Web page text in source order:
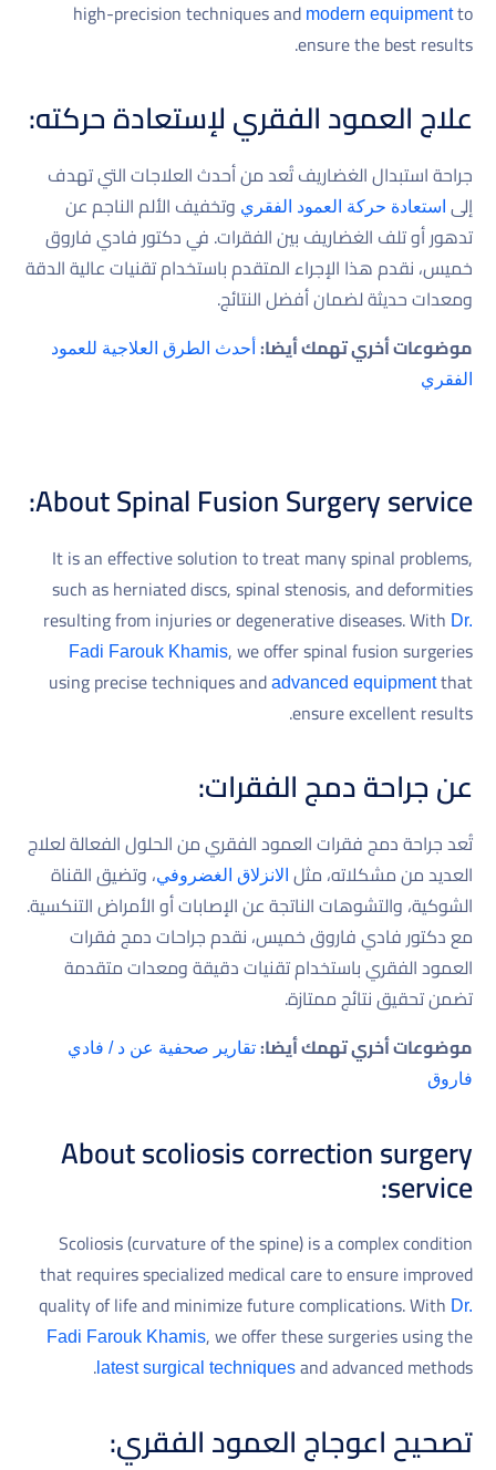
high-precision techniques and modern equipmentto
ensure the best results.
علاج العمود الفقري لإستعادة حركته:
جراحة استبدال الغضاريف تُعد من أحدث العلاجات التي تهدف
إلى استعادة حركة العمود الفقري وتخفيف الألم الناجم عن
تدهور أو تلف الغضاريف بين الفقرات. في دكتور فادي فاروق
خميس، نقدم هذا الإجراء المتقدم باستخدام تقنيات عالية الدقة
ومعدات حديثة لضمان أفضل النتائج.
موضوعات أخري تهمك أيضا: أحدث الطرق العلاجية للعمود
الفقري
About Spinal Fusion Surgery service:
It is an effective solution to treat many spinal problems,
such as herniated discs, spinal stenosis, and deformities
resulting from injuries or degenerative diseases. With Dr.
Fadi Farouk Khamis, we offer spinal fusion surgeries
using precise techniques and advanced equipmentthat
ensure excellent results.
عن جراحة دمج الفقرات:
تُعد جراحة دمج فقرات العمود الفقري من الحلول الفعالة لعلاج
العديد من مشكلاته، مثل الانزلاق الغضروفي، وتضيق القناة
الشوكية، والتشوهات الناتجة عن الإصابات أو الأمراض التنكسية.
مع دكتور فادي فاروق خميس، نقدم جراحات دمج فقرات
العمود الفقري باستخدام تقنيات دقيقة ومعدات متقدمة
تضمن تحقيق نتائج ممتازة.
موضوعات أخري تهمك أيضا: تقارير صحفية عن د / فادي
فاروق
About scoliosis correction surgery
service:
Scoliosis (curvature of the spine) is a complex condition
that requires specialized medical care to ensure improved
quality of life and minimize future complications. With Dr.
Fadi Farouk Khamis, we offer these surgeries using the
latest surgical techniquesand advanced methods.
تصحيح اعوجاج العمود الفقري: